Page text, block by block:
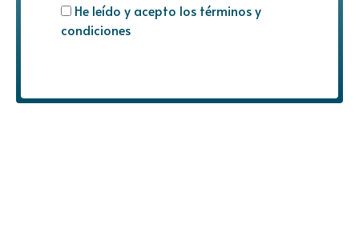
He leído y acepto los términos y
condiciones